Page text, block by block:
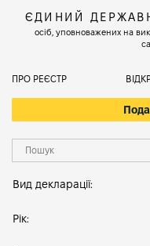
ЄДИНИЙ
осіб, уповноважених на
ПРО РЕЄСТР
Вид декларації:
Рік: